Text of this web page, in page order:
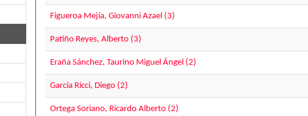
Figueroa Mejía, Giovanni Azael (3)
Patiño Reyes, Alberto (3)
Eraña Sánchez, Taurino Miguel Ángel (2)
García Ricci, Diego (2)
Ortega Soriano, Ricardo Alberto (2)